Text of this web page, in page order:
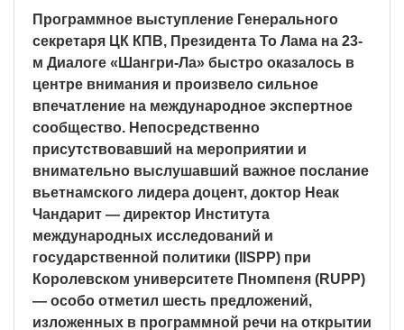
Программное выступление Генерального
секретаря ЦК КПВ, Президента То Лама на 23-
м Диалоге «Шангри-Ла» быстро оказалось в
центре внимания и произвело сильное
впечатление на международное экспертное
сообщество. Непосредственно
присутствовавший на мероприятии и
внимательно выслушавший важное послание
вьетнамского лидера доцент, доктор Неак
Чандарит — директор Института
международных исследований и
государственной политики (IISPP) при
Королевском университете Пномпеня (RUPP)
— особо отметил шесть предложений,
изложенных в программной речи на открытии